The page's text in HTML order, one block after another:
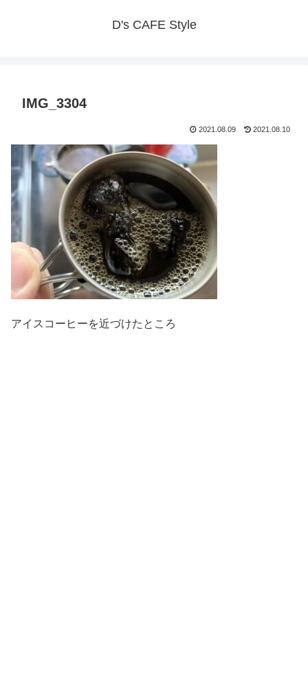
D's CAFE Style
IMG_3304
2021.08.09 2021.08.10
アイスコーヒーを近づけたところ